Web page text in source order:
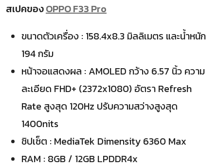
สเปคของOPPO F33 Pro
ขนาดตัวเครื่อง : 158.4x8.3 มิลลิเมตร และน้ำหนัก
194 กรัม
หน้าจอแสดงผล : AMOLED กว้าง 6.57 นิ้ว ความ
ละเอียด FHD+ (2372x1080) อัตรา Refresh
Rate สูงสุด 120Hz ปรับความสว่างสูงสุด
1400nits
ชิปเซ็ต : MediaTek Dimensity 6360 Max
RAM : 8GB / 12GB LPDDR4x